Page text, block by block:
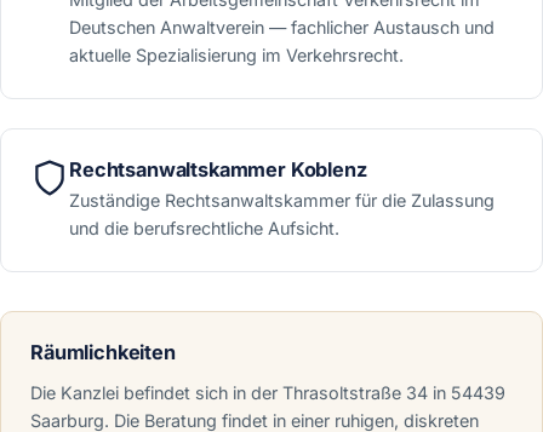
Deutschen Anwaltverein — fachlicher Austausch und
aktuelle Spezialisierung im Verkehrsrecht.
Rechtsanwaltskammer Koblenz
Zuständige Rechtsanwaltskammer für die Zulassung
und die berufsrechtliche Aufsicht.
Räumlichkeiten
Die Kanzlei befindet sich in der Thrasoltstraße 34 in 54439
Saarburg. Die Beratung findet in einer ruhigen, diskreten